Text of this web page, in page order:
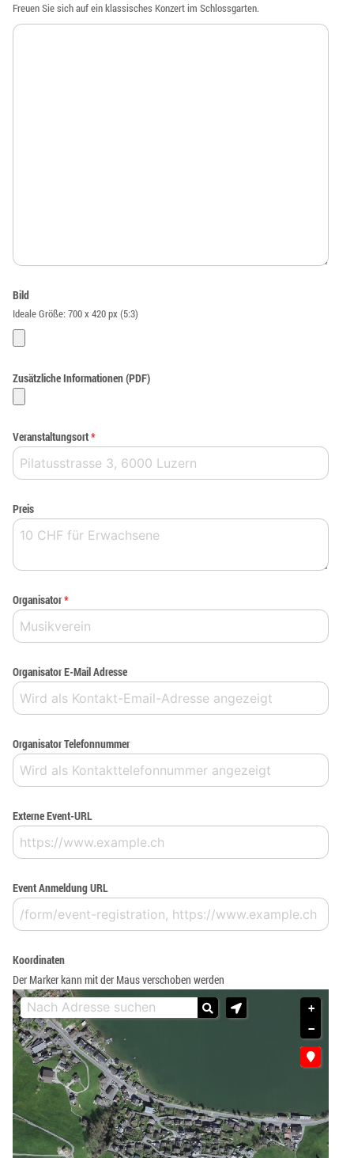
Freuen Sie sich auf ein klassisches Konzert im Schlossgarten.
Bild
Ideale Größe: 700 x 420 px (5:3)
Zusätzliche Informationen (PDF)
Veranstaltungsort*
Preis
Organisator*
Organisator E-Mail Adresse
Organisator Telefonnummer
Externe Event-URL
Event Anmeldung URL
Koordinaten
Der Marker kann mit der Maus verschoben werden
+
−